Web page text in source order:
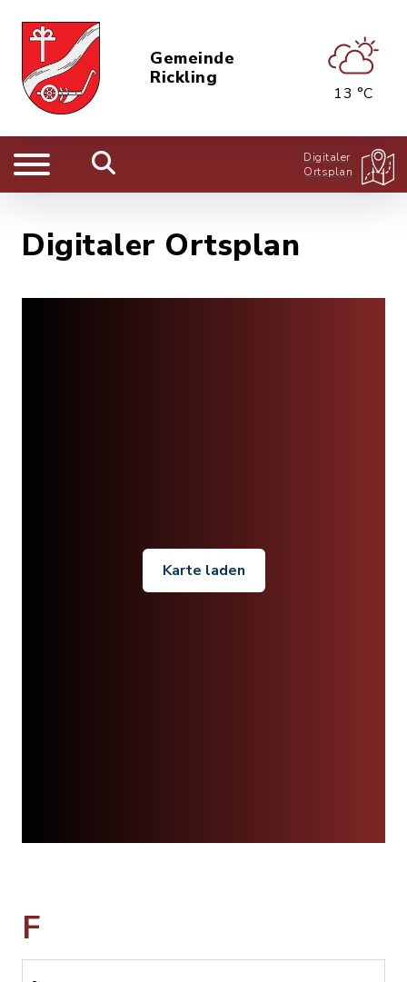
Gemeinde
Rickling
13 °C
Digitaler
Ortsplan
Digitaler Ortsplan
Karte laden
F